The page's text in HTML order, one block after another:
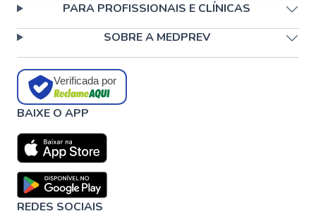
PARA PROFISSIONAIS E CLÍNICAS
SOBRE A MEDPREV
Verificada por
BAIXE O APP
REDES SOCIAIS